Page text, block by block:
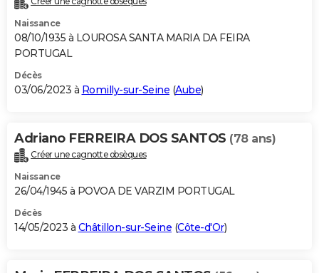
Naissance
08/10/1935 à LOUROSA SANTA MARIA DA FEIRA
PORTUGAL
Décès
03/06/2023 à Romilly-sur-Seine (Aube)
Adriano FERREIRA DOS SANTOS (78 ans)
Créer une cagnotte obsèques
Naissance
26/04/1945 à POVOA DE VARZIM PORTUGAL
Décès
14/05/2023 à Châtillon-sur-Seine (Côte-d'Or)